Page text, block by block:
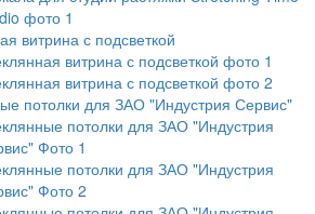
фото 1
витрина с подсветкой
витрина с подсветкой фото 1
витрина с подсветкой фото 2
потолки для ЗАО "Индустрия Сервис"
потолки для ЗАО "Индустрия
Фото 1
потолки для ЗАО "Индустрия
Фото 2